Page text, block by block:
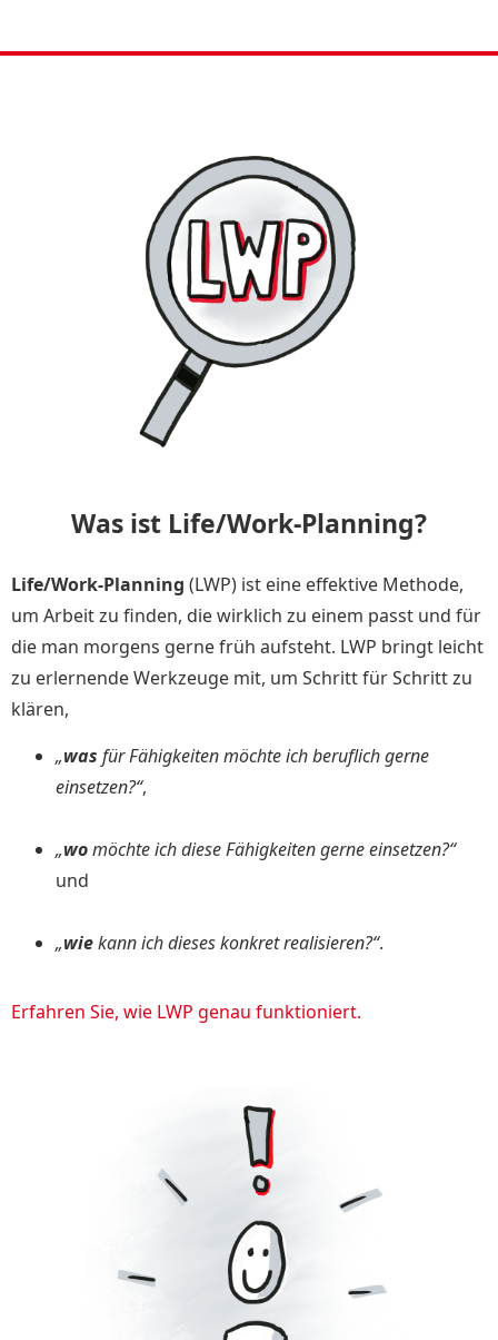
Was ist Life/Work-Planning?
Life/Work-Planning (LWP) ist eine effektive Methode,
um Arbeit zu finden, die wirklich zu einem passt und für
die man morgens gerne früh aufsteht. LWP bringt leicht
zu erlernende Werkzeuge mit, um Schritt für Schritt zu
klären,
„was für Fähigkeiten möchte ich beruflich gerne
einsetzen?“,
„womöchte ich diese Fähigkeiten gerne einsetzen?“
und
„wiekann ich dieses konkret realisieren?“.
Erfahren Sie, wie LWP genau funktioniert.